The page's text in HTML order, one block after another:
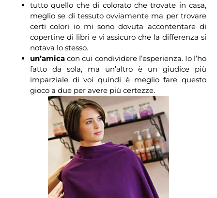
tutto quello che di colorato che trovate in casa,
meglio se di tessuto ovviamente ma per trovare
certi colori io mi sono dovuta accontentare di
copertine di libri e vi assicuro che la differenza si
notava lo stesso.
un’amica con cui condividere l’esperienza. Io l’ho
fatto da sola, ma un’altro è un giudice più
imparziale di voi quindi è meglio fare questo
gioco a due per avere più certezze.